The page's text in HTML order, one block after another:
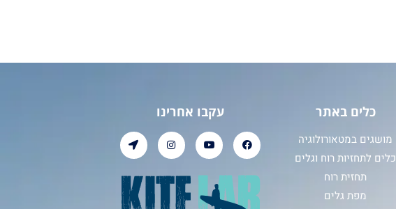
כלים באתר
מושגים במטאורולוגיה
כלים לתחזיות רוח וגלים
תחזית רוח
מפת גלים
עקבו אחרינו